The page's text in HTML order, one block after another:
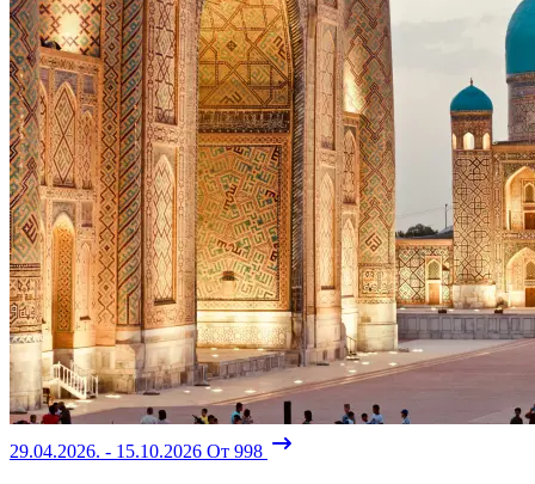
29.04.2026. - 15.10.2026 От 998